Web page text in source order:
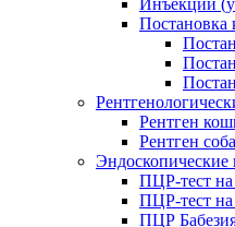
Инъекции
Постановка
Рентген
Рентген
ПЦР-тест на
ПЦР-тест
ПЦР